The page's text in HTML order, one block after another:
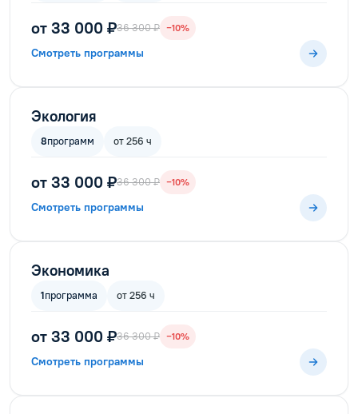
от 33 000 ₽36 300 ₽ −10%
Смотреть программы
Экология
8программ от 256 ч
от 33 000 ₽36 300 ₽ −10%
Смотреть программы
Экономика
1программа от 256 ч
от 33 000 ₽36 300 ₽ −10%
Смотреть программы